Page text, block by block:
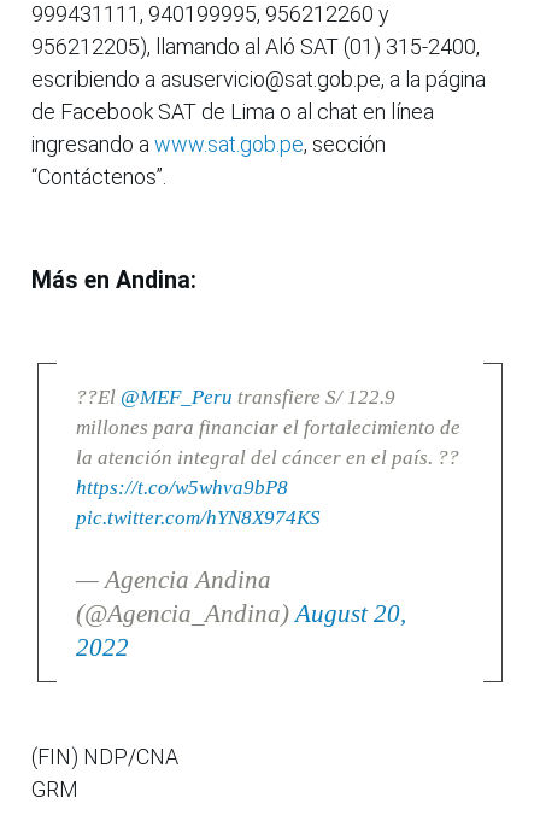
999431111, 940199995, 956212260 y
956212205), llamando al Aló SAT (01) 315-2400,
escribiendo a asuservicio@sat.gob.pe, a la página
de Facebook SAT de Lima o al chat en línea
ingresando a www.sat.gob.pe, sección
“Contáctenos”.
Más en Andina:
??El @MEF_Peru transfiere S/ 122.9
millones para financiar el fortalecimiento de
la atención integral del cáncer en el país. ??
https://t.co/w5whva9bP8
pic.twitter.com/hYN8X974KS
— Agencia Andina
(@Agencia_Andina) August 20,
2022
(FIN) NDP/CNA
GRM